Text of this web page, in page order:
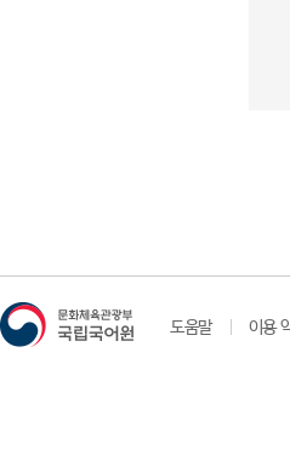
도움말 이용